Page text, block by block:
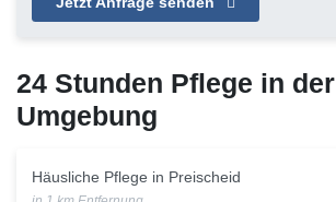
24 Stunden Pflege in der
Umgebung
Häusliche Pflege in Preischeid